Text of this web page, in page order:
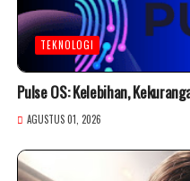
TEKNOLOGI
Pulse OS: Kelebihan,
AGUSTUS 01, 2026